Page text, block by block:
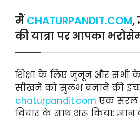
मैंCHATURPANDIT.COM,
की यात्रा पर आपका
शिक्षा के लिए जुनून और सभी
सीखने को सुलभ बनाने की
chaturpandit.com एक सरल
विचार के साथ शुरू किया: